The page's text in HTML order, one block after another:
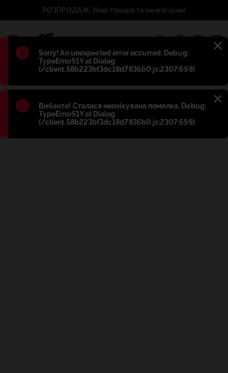
Błąd:
Sorry! An unexpected error occurred. Debug:
TypeError51Y at Dialog
(/client.58b223bf3dc18d7836b0.js:2307:698)
Błąd:
Вибачте! Сталася неочікувана помилка. Debug:
TypeError51Y at Dialog
(/client.58b223bf3dc18d7836b0.js:2307:698)
РОЗПРОДАЖ: Нові товари та нижчі ціни!